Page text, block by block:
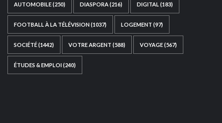
AUTOMOBILE(250) DIASPORA (216) DIGITAL (183)
FOOTBALL À LA TÉLÉVISION(1037) LOGEMENT (97)
SOCIÉTÉ(1442) VOTRE ARGENT (588) VOYAGE(567)
ÉTUDES & EMPLOI(240)